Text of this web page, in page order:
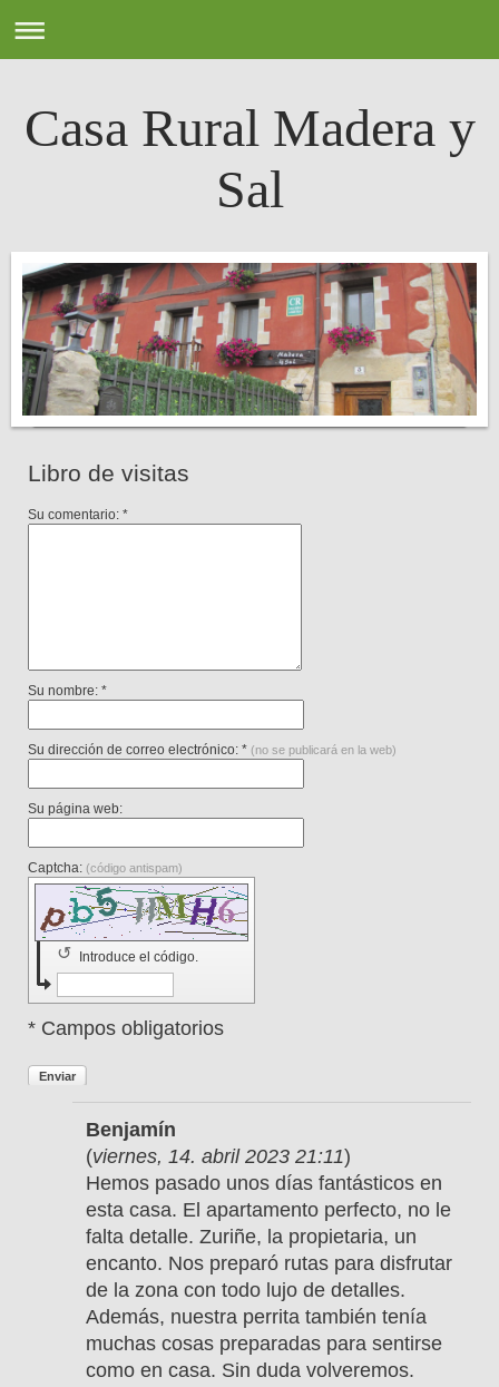
Casa Rural Madera y
Sal
Libro de visitas
Su comentario: *
Su nombre: *
Su dirección de correo electrónico: * (no se publicará en la web)
Su página web:
Captcha: (código antispam)
Introduce el código.
↺
* Campos obligatorios
Enviar
Benjamín
(viernes, 14. abril 2023 21:11)
Hemos pasado unos días fantásticos en
esta casa. El apartamento perfecto, no le
falta detalle. Zuriñe, la propietaria, un
encanto. Nos preparó rutas para disfrutar
de la zona con todo lujo de detalles.
Además, nuestra perrita también tenía
muchas cosas preparadas para sentirse
como en casa. Sin duda volveremos.